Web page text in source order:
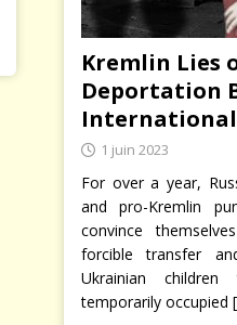
Kremlin Lies
Deportation
1 juin 2023
For over a year,
and pro-Kremlin
convince
forcible transfer
Ukrainian
temporarily occupied